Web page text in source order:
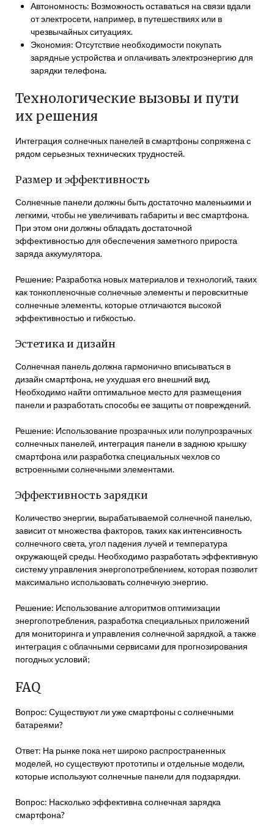
Автономность: Возможность оставаться на связи вдали
от электросети, например, в путешествиях или в
чрезвычайных ситуациях.
Экономия: Отсутствие необходимости покупать
зарядные устройства и оплачивать электроэнергию для
зарядки телефона.
Технологические вызовы и пути
их решения
Интеграция солнечных панелей в смартфоны сопряжена с
рядом серьезных технических трудностей.
Размер и эффективность
Солнечные панели должны быть достаточно маленькими и
легкими, чтобы не увеличивать габариты и вес смартфона.
При этом они должны обладать достаточной
эффективностью для обеспечения заметного прироста
заряда аккумулятора.
Решение: Разработка новых материалов и технологий, таких
как тонкопленочные солнечные элементы и перовскитные
солнечные элементы, которые отличаются высокой
эффективностью и гибкостью.
Эстетика и дизайн
Солнечная панель должна гармонично вписываться в
дизайн смартфона, не ухудшая его внешний вид.
Необходимо найти оптимальное место для размещения
панели и разработать способы ее защиты от повреждений.
Решение: Использование прозрачных или полупрозрачных
солнечных панелей, интеграция панели в заднюю крышку
смартфона или разработка специальных чехлов со
встроенными солнечными элементами.
Эффективность зарядки
Количество энергии, вырабатываемой солнечной панелью,
зависит от множества факторов, таких как интенсивность
солнечного света, угол падения лучей и температура
окружающей среды. Необходимо разработать эффективную
систему управления энергопотреблением, которая позволит
максимально использовать солнечную энергию.
Решение: Использование алгоритмов оптимизации
энергопотребления, разработка специальных приложений
для мониторинга и управления солнечной зарядкой, а также
интеграция с облачными сервисами для прогнозирования
погодных условий;
FAQ
Вопрос: Существуют ли уже смартфоны с солнечными
батареями?
Ответ: На рынке пока нет широко распространенных
моделей, но существуют прототипы и отдельные модели,
которые используют солнечные панели для подзарядки.
Вопрос: Насколько эффективна солнечная зарядка
смартфона?